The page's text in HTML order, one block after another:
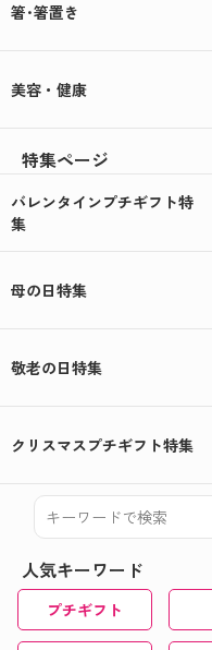
箸･箸置き
美容・健康
特集ページ
バレンタインプチギフト特
集
母の日特集
敬老の日特集
クリスマスプチギフト特集
人気キーワード
プチギフト